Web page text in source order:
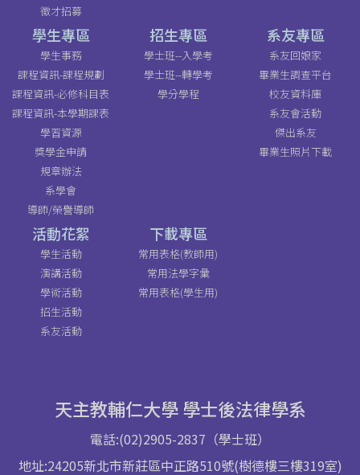
徵才招募
學生專區
學生事務
課程資訊-課程規劃
課程資訊-必修科目表
課程資訊-本學期課表
學習資源
獎學金申請
規章辦法
系學會
導師/榮譽導師
招生專區
學士班--入學考
學士班--轉學考
學分學程
系友專區
系友回娘家
畢業生調查平台
校友資料庫
系友會活動
傑出系友
畢業生照片下載
活動花絮
學生活動
演講活動
學術活動
招生活動
系友活動
下載專區
常用表格(教師用)
常用法學字彙
常用表格(學生用)
天主教輔仁大學 學士後法律學系
電話:(02)2905-2837（學士班）
地址:24205新北市新莊區中正路510號(樹德樓三樓319室)